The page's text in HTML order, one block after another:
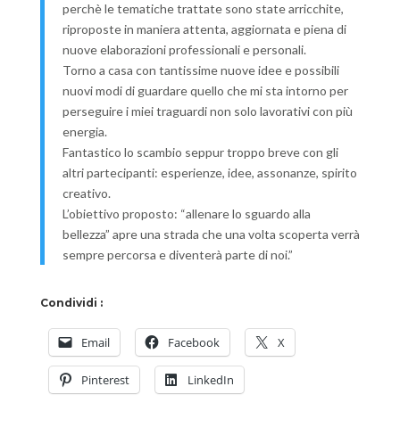
perchè le tematiche trattate sono state arricchite,
riproposte in maniera attenta, aggiornata e piena di
nuove elaborazioni professionali e personali.
Torno a casa con tantissime nuove idee e possibili
nuovi modi di guardare quello che mi sta intorno per
perseguire i miei traguardi non solo lavorativi con più
energia.
Fantastico lo scambio seppur troppo breve con gli
altri partecipanti: esperienze, idee, assonanze, spirito
creativo.
L’obiettivo proposto: “allenare lo sguardo alla
bellezza” apre una strada che una volta scoperta verrà
sempre percorsa e diventerà parte di noi.”
Condividi :
Email Facebook X
Pinterest LinkedIn